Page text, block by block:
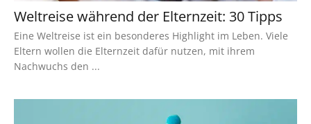
Weltreise während der Elternzeit: 30 Tipps
Eine Weltreise ist ein besonderes Highlight im Leben. Viele
Eltern wollen die Elternzeit dafür nutzen, mit ihrem
Nachwuchs den ...